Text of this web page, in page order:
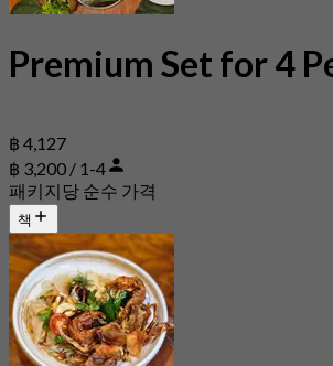
Premium Set for 4
฿ 4,127
฿ 3,200 / 1-4
패키지당 순수 가격
책